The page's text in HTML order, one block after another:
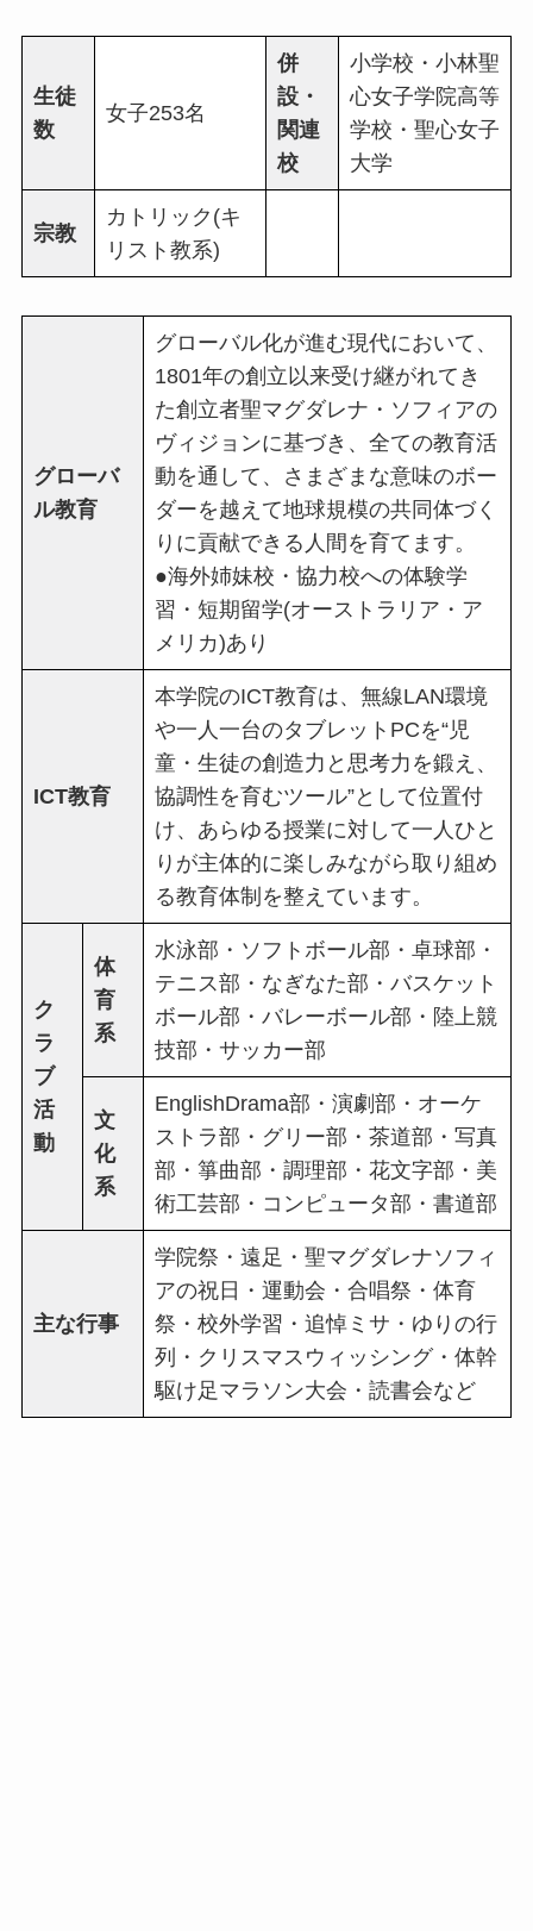
生徒
数
女子253名
併
設・
関連
校
小学校・小林聖
心女子学院高等
学校・聖心女子
大学
宗教
カトリック(キ
リスト教系)
グローバ
ル教育
グローバル化が進む現代において、
1801年の創立以来受け継がれてき
た創立者聖マグダレナ・ソフィアの
ヴィジョンに基づき、全ての教育活
動を通して、さまざまな意味のボー
ダーを越えて地球規模の共同体づく
りに貢献できる人間を育てます。
●海外姉妹校・協力校への体験学
習・短期留学(オーストラリア・ア
メリカ)あり
ICT教育
本学院のICT教育は、無線LAN環境
や一人一台のタブレットPCを“児
童・生徒の創造力と思考力を鍛え、
協調性を育むツール”として位置付
け、あらゆる授業に対して一人ひと
りが主体的に楽しみながら取り組め
る教育体制を整えています。
ク
ラ
ブ
活
動
体
育
系
水泳部・ソフトボール部・卓球部・
テニス部・なぎなた部・バスケット
ボール部・バレーボール部・陸上競
技部・サッカー部
文
化
系
EnglishDrama部・演劇部・オーケ
ストラ部・グリー部・茶道部・写真
部・箏曲部・調理部・花文字部・美
術工芸部・コンピュータ部・書道部
主な行事
学院祭・遠足・聖マグダレナソフィ
アの祝日・運動会・合唱祭・体育
祭・校外学習・追悼ミサ・ゆりの行
列・クリスマスウィッシング・体幹
駆け足マラソン大会・読書会など